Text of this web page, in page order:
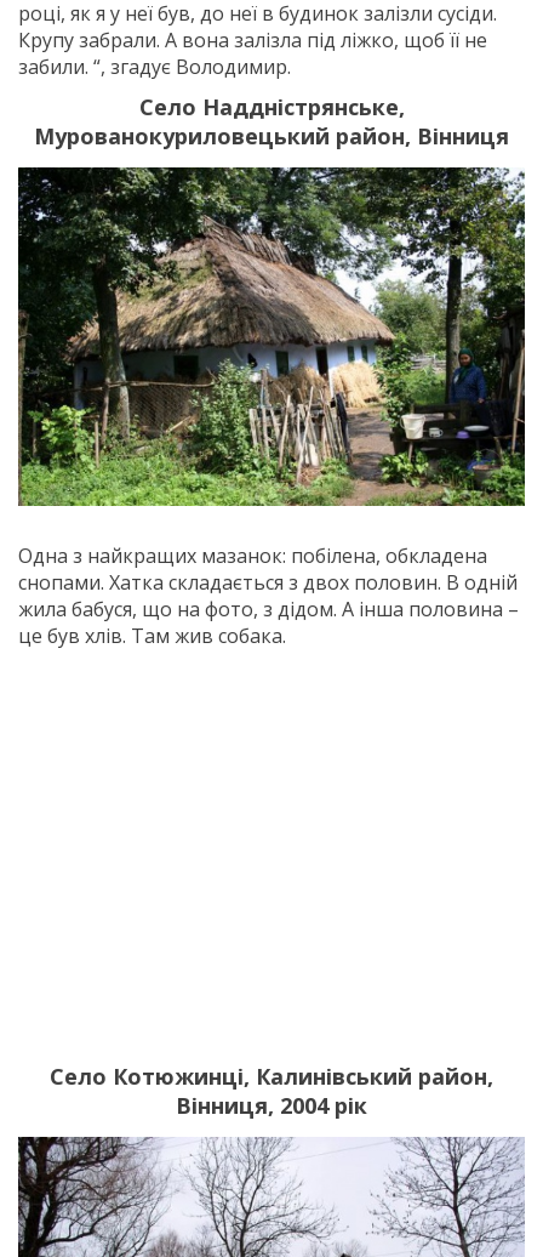
році, як я у неї був, до неї в будинок залізли сусіди.
Крупу забрали. А вона залізла під ліжко, щоб її не
забили. “, згадує Володимир.
Село Наддністрянське,
Мурованокуриловецький район, Вінниця
Одна з найкращих мазанок: побілена, обкладена
снопами. Хатка складається з двох половин. В одній
жила бабуся, що на фото, з дідом. А інша половина –
це був хлів. Там жив собака.
Село Котюжинці, Калинівський район,
Вінниця, 2004 рік